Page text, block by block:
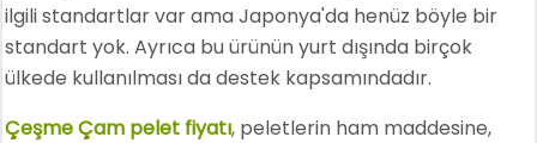
ilgili standartlar var ama Japonya'da henüz böyle bir
standart yok. Ayrıca bu ürünün yurt dışında birçok
ülkede kullanılması da destek kapsamındadır.
Çeşme Çam pelet fiyatı, peletlerin ham maddesine,